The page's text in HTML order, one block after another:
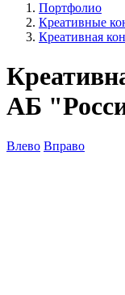
Портфолио
Креативные
Креативная
АБ
Влево Вправо